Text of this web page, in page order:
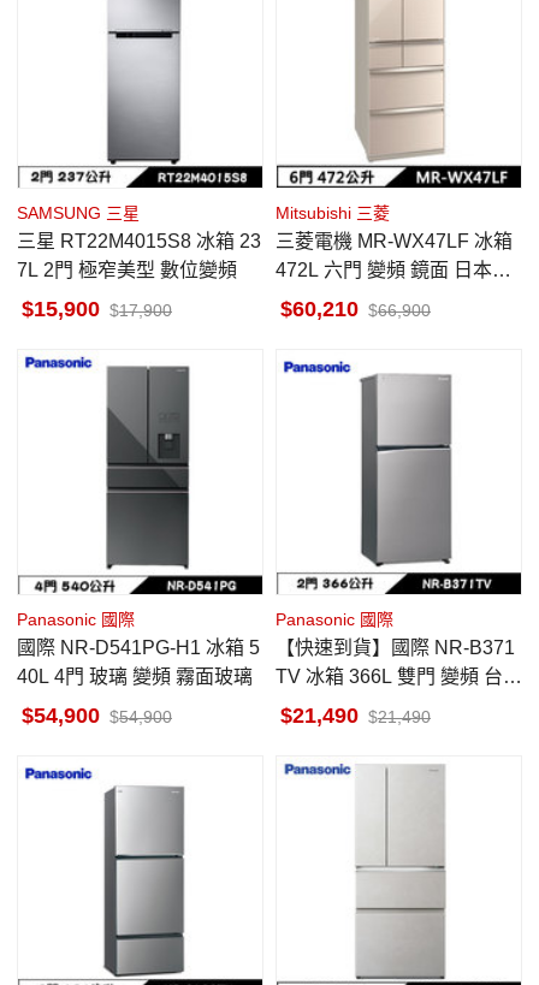
SAMSUNG 三星
三星 RT22M4015S8 冰箱 23
7L 2門 極窄美型 數位變頻
15,900 17,900
Mitsubishi 三菱
三菱電機 MR-WX47LF 冰箱
472L 六門 變頻 鏡面 日本原
裝 水晶杏
60,210 66,900
Panasonic 國際
國際 NR-D541PG-H1 冰箱 5
40L 4門 玻璃 變頻 霧面玻璃
54,900 54,900
Panasonic 國際
【快速到貨】國際 NR-B371
TV 冰箱 366L 雙門 變頻 台南
地區當天中午前下單隔天出
21,490 21,490